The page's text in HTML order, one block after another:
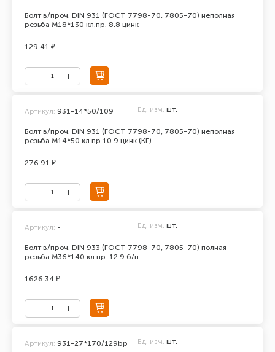
Болт в/проч. DIN 931 (ГОСТ 7798-70, 7805-70) неполная
резьба М18*130 кл.пр. 8.8 цинк
129.41 ₽
Болт в/проч. DIN 931 (ГОСТ 7798-70, 7805-70) неполная
резьба М14*50 кл.пр.10.9 цинк (КГ)
Артикул: 931-14*50/109 Ед. изм. шт.
276.91 ₽
Болт в/проч. DIN 933 (ГОСТ 7798-70, 7805-70) полная
резьба М36*140 кл.пр. 12.9 б/п
Артикул: - Ед. изм. шт.
1626.34 ₽
Артикул: 931-27*170/129bp Ед. изм. шт.